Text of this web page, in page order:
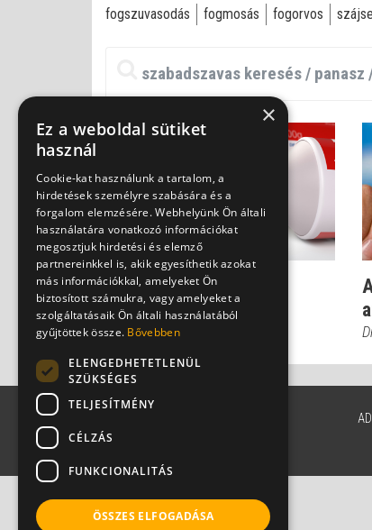
fogszuvasodás fogmosás fogorvos
Milyen fogkrém a
leghatékonyabb?
Dr. Kiss Melinda Viktória
×
Ez a weboldal sütiket
használ
Cookie-kat használunk a tartalom, a
hirdetések személyre szabására és a
forgalom elemzésére. Webhelyünk Ön általi
használatára vonatkozó információkat
megosztjuk hirdetési és elemző
partnereinkkel is, akik egyesíthetik azokat
más információkkal, amelyeket Ön
biztosított számukra, vagy amelyeket a
szolgáltatásaik Ön általi használatából
gyűjtöttek össze. Bővebben
ELENGEDHETETLENÜL
SZÜKSÉGES
TELJESÍTMÉNY
CÉLZÁS
FUNKCIONALITÁS
ÖSSZES ELFOGADÁSA